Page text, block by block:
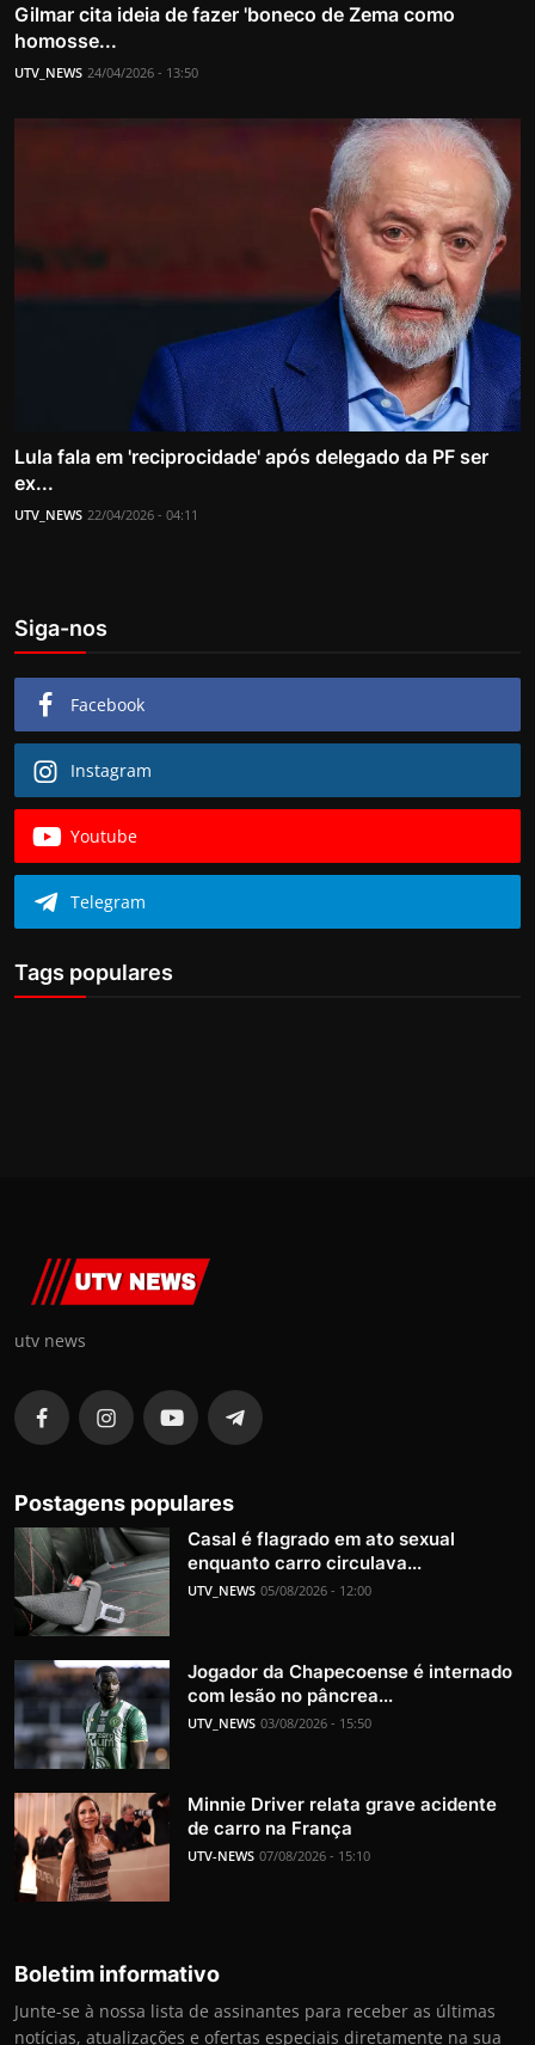
Gilmar cita ideia de fazer 'boneco de Zema como
homosse...
UTV_NEWS 24/04/2026 - 13:50
Lula fala em 'reciprocidade' após delegado da PF ser
ex...
UTV_NEWS 22/04/2026 - 04:11
Siga-nos
Facebook
Instagram
Youtube
Telegram
Tags populares
utv news
Postagens populares
Casal é flagrado em ato sexual
enquanto carro circulava...
UTV_NEWS 05/08/2026 - 12:00
Jogador da Chapecoense é internado
com lesão no pâncrea...
UTV_NEWS 03/08/2026 - 15:50
Minnie Driver relata grave acidente
de carro na França
UTV-NEWS 07/08/2026 - 15:10
Boletim informativo
Junte-se à nossa lista de assinantes para receber as últimas
notícias, atualizações e ofertas especiais diretamente na sua